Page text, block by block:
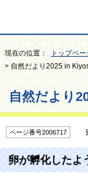
現在の位置： トップペー
> 自然だより2025 in
自然だより
ページ番号2006717
卵が孵化した